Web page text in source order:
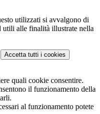
utilizzati si avvalgono di
utili alle finalità illustrate nella
Accetta tutti i cookies
quali cookie consentire.
il funzionamento della
al funzionamento potete